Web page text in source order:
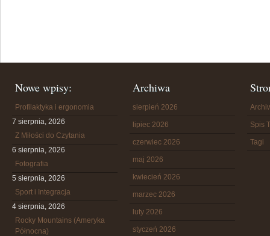
Nowe wpisy:
Profilaktyka i ergonomia
7 sierpnia, 2026
Z Miłości do Czytania
6 sierpnia, 2026
Fotografia
5 sierpnia, 2026
Sport i Integracja
4 sierpnia, 2026
Rocky Mountains (Ameryka
Północna)
Archiwa
sierpień 2026
lipiec 2026
czerwiec 2026
maj 2026
kwiecień 2026
marzec 2026
luty 2026
styczeń 2026
Spis
Tagi